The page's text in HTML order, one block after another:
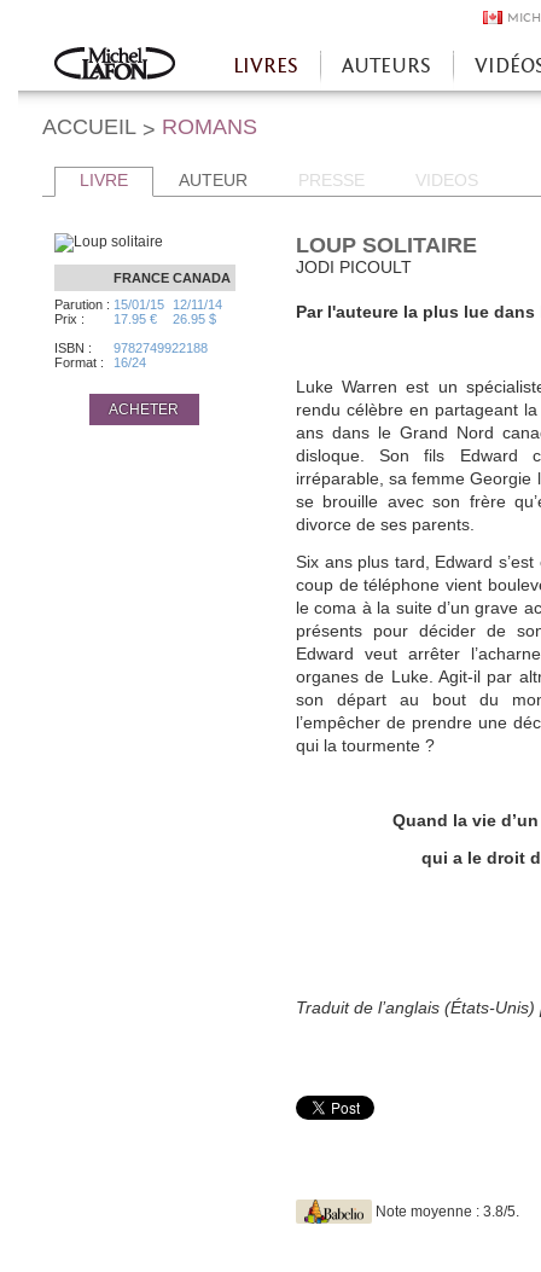
Accueil
LIVRES AUTEURS
ACCUEIL > ROMANS
LIVRE AUTEUR PRESSE VIDEOS
FRANCE CANADA
Parution : 15/01/15
12/11/14
Prix :
17.95 €
26.95 $
ISBN :
9782749922188
Format :
16/24
ACHETER
LOUP SOLITAIRE
JODI PICOULT
Par l'auteure la plus lue dans
Luke Warren est un
rendu célèbre en partageant
ans dans le Grand Nord
disloque. Son fils Edward
irréparable, sa femme Georgie
se brouille avec son frère
divorce de ses parents.
Six ans plus tard, Edward
coup de téléphone vient
le coma à la suite d’un grave
présents pour décider de
Edward veut arrêter
organes de Luke. Agit-il par
son départ au bout du
l’empêcher de prendre une
qui la tourmente ?
Quand la vie
qui a le droit
Traduit de l’anglais (États-
Note moyenne : 3.8/5.